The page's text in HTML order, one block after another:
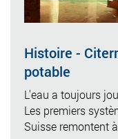
Histoire -
potable
L'eau a toujours
Les premiers
Suisse remontent